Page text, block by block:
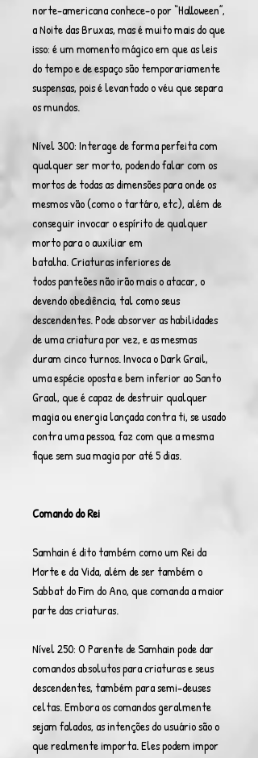
norte-americana conhece-o por “Halloween”,
a Noite das Bruxas, mas é muito mais do que
isso: é um momento mágico em que as leis
do tempo e de espaço são temporariamente
suspensas, pois é levantado o véu que separa
os mundos.
Nível 300: Interage de forma perfeita com
qualquer ser morto, podendo falar com os
mortos de todas as dimensões para onde os
mesmos vão (como o tartáro, etc), além de
conseguir invocar o espírito de qualquer
morto para o auxiliar em
batalha. Criaturas inferiores de
todos panteões não irão mais o atacar, o
devendo obediência, tal como seus
descendentes. Pode absorver as habilidades
de uma criatura por vez, e as mesmas
duram cinco turnos. Invoca o Dark Grail,
uma espécie oposta e bem inferior ao Santo
Graal, que é capaz de destruir qualquer
magia ou energia lançada contra ti, se usado
contra uma pessoa, faz com que a mesma
fique sem sua magia por até 5 dias.
Comando do Rei
Samhain é dito também como um Rei da
Morte e da Vida, além de ser também o
Sabbat do Fim do Ano, que comanda a maior
parte das criaturas.
Nível 250: O Parente de Samhain pode dar
comandos absolutos para criaturas e seus
descendentes, também para semi-deuses
celtas. Embora os comandos geralmente
sejam falados, as intenções do usuário são o
que realmente importa. Eles podem impor